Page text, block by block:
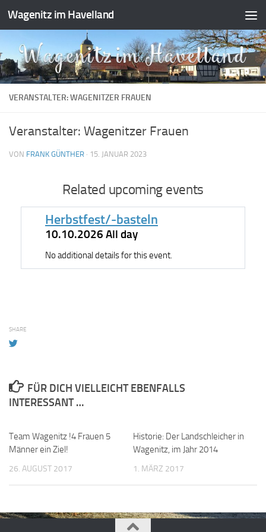
Zum Inhalt springen
Wagenitz im Havelland
VERANSTALTER: WAGENITZER FRAUEN
Veranstalter: Wagenitzer Frauen
VON FRANK GÜNTHER · 15. JANUAR 2023
Related upcoming events
Herbstfest/-basteln
10.10.2026 All day
No additional details for this event.
SHARE
FÜR DICH VIELLEICHT EBENFALLS
INTERESSANT …
Team Wagenitz !4 Frauen 5
Männer ein Ziel!
26. AUGUST 2017
Historie: Der Landschleicher in
Wagenitz, im Jahr 2014
1. MÄRZ 2017